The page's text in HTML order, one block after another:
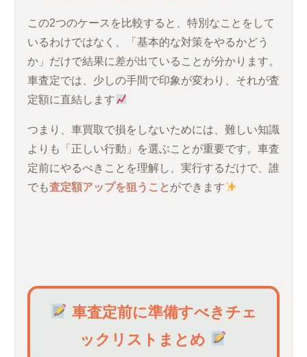
この2つのケースを比較すると、特別なことをして
いるわけではなく、「基本的な対策をやるかどう
か」だけで結果に差が出ていることが分かります。
車査定では、少しの手間で印象が変わり、それが査
定額に直結します
つまり、車買取で損をしないためには、難しい知識
よりも「正しい行動」を選ぶことが重要です。車査
定前にやるべきことを理解し、実行するだけで、誰
でも査定額アップを狙うこと ができます
車査定前に準備すべきチェ
ックリストまとめ